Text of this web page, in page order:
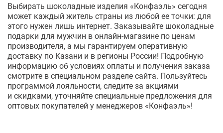
Выбирать шоколадные изделия «Конфаэль» сегодня
может каждый житель страны из любой ее точки: для
этого нужен лишь интернет. Заказывайте шоколадные
подарки для мужчин вонлайн-магазине по ценам
производителя, а мы гарантируем оперативную
доставку по Казани и в регионы России! Подробную
информацию об условиях оплаты и получения заказа
смотрите в специальном разделе сайта. Пользуйтесь
программой лояльности, следите за акциями
и скидками, уточняйте специальные предложения для
оптовых покупателей у менеджеров «Конфаэль»!